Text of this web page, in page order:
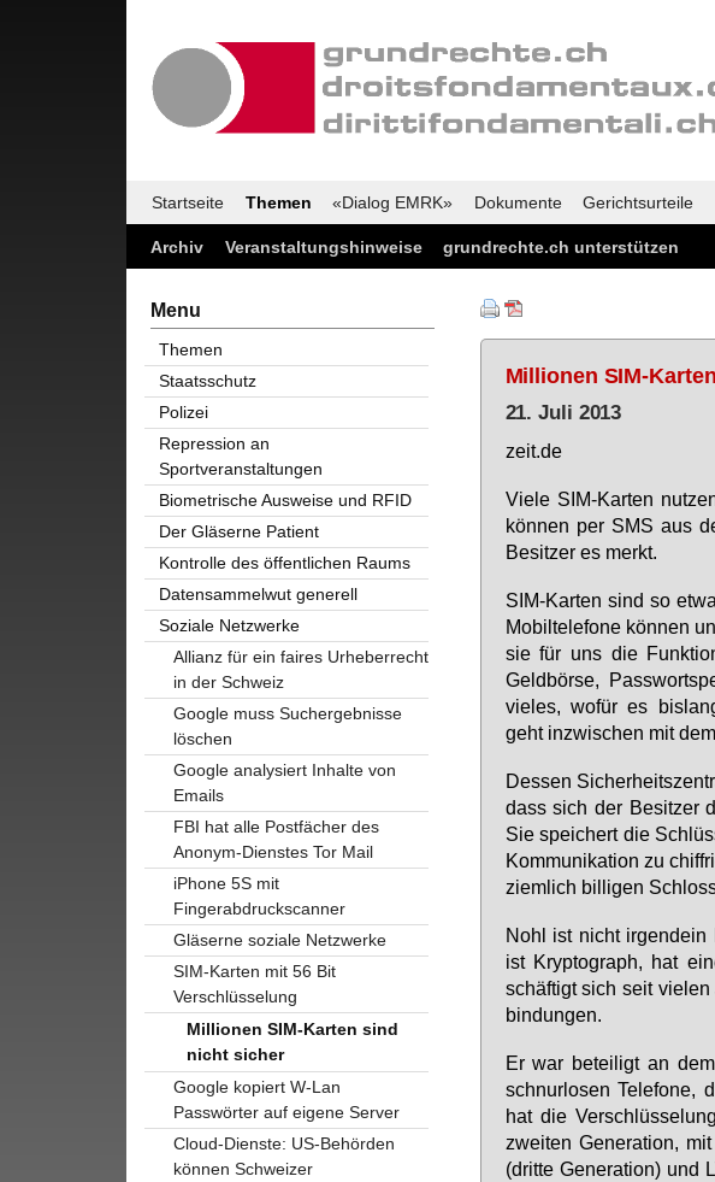
Startseite Themen «Dialog EMRK» Dokumente Gerichtsurteile
Archiv Veranstaltungshinweise grundrechte.ch unterstützen
Millionen SIM-
21. Juli 2013
zeit.de
Vie­le SIM-Kar­ten
kön­nen per SMS aus
Be­sit­zer es merkt.
SIM-Kar­ten sind so
Mo­bil­te­le­fo­ne kön­nen
sie für uns die
Geld­bör­se,
vie­les, wo­für es
geht in­zwi­schen mit
Des­sen
dass sich der Be­sit­zer
Sie spei­chert die
Kom­mu­ni­ka­ti­on zu
ziem­lich bil­li­gen
Nohl ist nicht ir­gend­ein
ist Kryp­to­graph, hat
schäf­tigt sich seit
bin­dun­gen.
Er war be­tei­ligt an
schnur­lo­sen Te­le­fo­ne,
hat die
zwei­ten Ge­ne­ra­ti­on,
(drit­te Ge­ne­ra­ti­on) und
Menu
Themen
Staatsschutz
Polizei
Repression an
Sportveranstaltungen
Biometrische Ausweise und RFID
Der Gläserne Patient
Kontrolle des öffentlichen Raums
Datensammelwut generell
Soziale Netzwerke
Allianz für ein faires Urheberrecht
in der Schweiz
Google muss Suchergebnisse
löschen
Google analysiert Inhalte von
Emails
FBI hat alle Postfächer des
Anonym-Dienstes Tor Mail
iPhone 5S mit
Fingerabdruckscanner
Gläserne soziale Netzwerke
SIM-Karten mit 56 Bit
Verschlüsselung
Millionen SIM-Karten sind
nicht sicher
Google kopiert W-Lan
Passwörter auf eigene Server
Cloud-Dienste: US-Behörden
können Schweizer